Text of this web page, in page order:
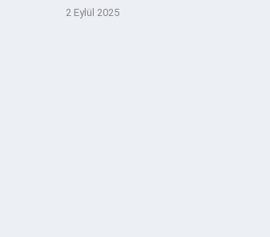
2 Eylül 2025